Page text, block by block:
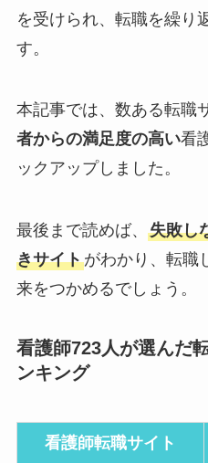
を受けられ、転職を繰り
す。
本記事では、数ある転職
者からの満足度の高い看
ックアップしました。
最後まで読めば、 失敗し
きサイトがわかり、転職
来をつかめるでしょう。
看護師723人が選んだ
ンキング
看護師転職サイト